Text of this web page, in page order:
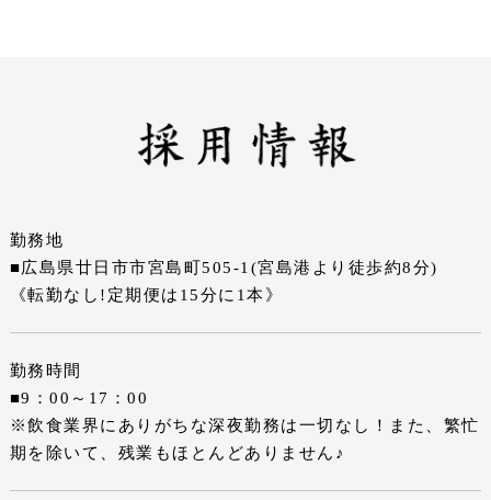
勤務地
■広島県廿日市市宮島町505-1(宮島港より徒歩約8分)
《転勤なし!定期便は15分に1本》
勤務時間
■9：00～17：00
※飲食業界にありがちな深夜勤務は一切なし！また、繁忙
期を除いて、残業もほとんどありません♪